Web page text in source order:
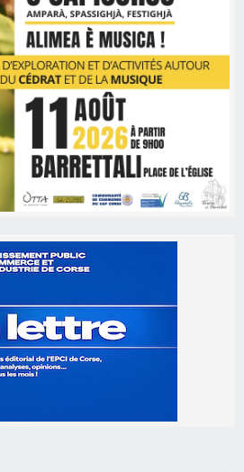
producteurs à Cruculi le
A Nuciola organise une